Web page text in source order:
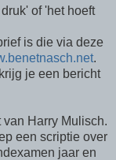
of 'het hoeft
is die via deze
.
je een bericht
Harry Mulisch.
een scriptie over
jaar en